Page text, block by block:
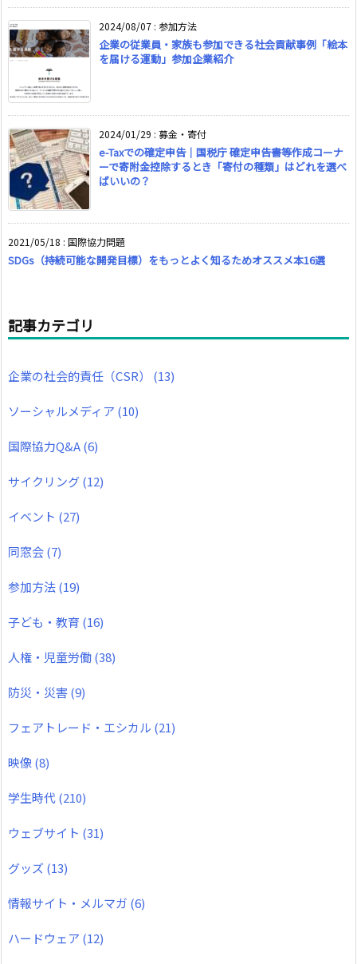
2024/08/07 : 参加方法
企業の従業員・家族も参加できる社会貢献事例「絵本
を届ける運動」参加企業紹介
2024/01/29 : 募金・寄付
e-Taxでの確定申告｜国税庁 確定申告書等作成コーナ
ーで寄附金控除するとき「寄付の種類」はどれを選べ
ばいいの？
2021/05/18 : 国際協力問題
SDGs（持続可能な開発目標）をもっとよく知るためオススメ本16選
記事カテゴリ
企業の社会的責任（CSR） (13)
ソーシャルメディア (10)
国際協力Q&A(6)
サイクリング(12)
イベント (27)
同窓会(7)
参加方法(19)
子ども・教育 (16)
人権・児童労働(38)
防災・災害(9)
フェアトレード・エシカル (21)
映像(8)
学生時代(210)
ウェブサイト (31)
グッズ (13)
情報サイト・メルマガ (6)
ハードウェア (12)